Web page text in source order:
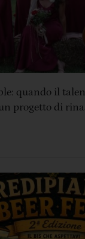
quando il
progetto di